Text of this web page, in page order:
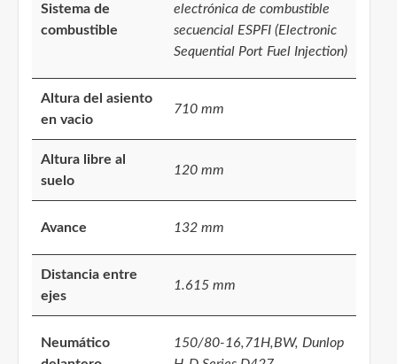
Sistema de
combustible
electrónica de combustible
secuencial ESPFI (Electronic
Sequential Port Fuel Injection)
Altura del asiento
en vacio
710 mm
Altura libre al
suelo
120 mm
Avance 132 mm
Distancia entre
ejes
1.615 mm
Neumático
150/80-16,71H,BW, Dunlop